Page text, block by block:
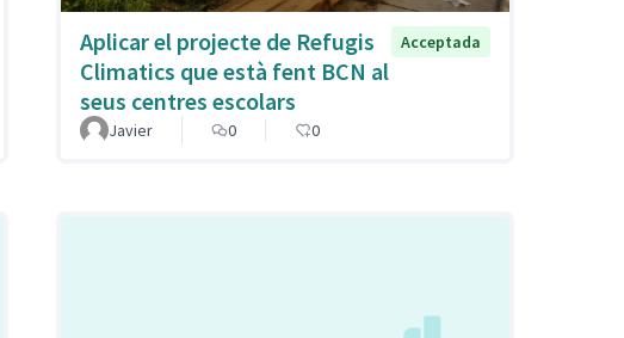
Aplicar el projecte de Refugis
Climatics que està fent BCN al
seus centres escolars
Acceptada
Javier 0 0